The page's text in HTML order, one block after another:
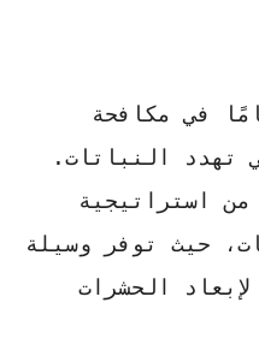
في مكافحة
تهدد النباتات.
استراتيجية
حيث توفر وسيلة
الحشرات